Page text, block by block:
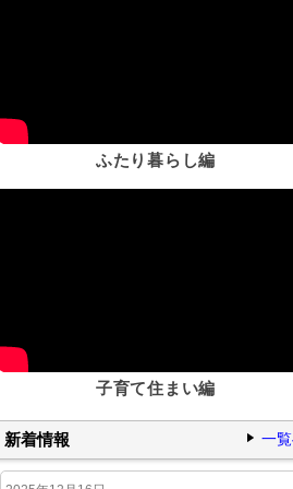
ふたり暮らし編
子育て住まい編
一
新着情報